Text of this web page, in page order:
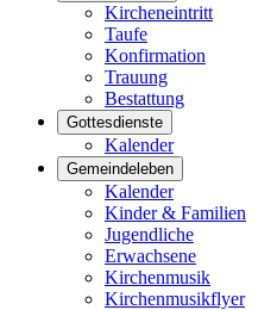
Kircheneintritt
Taufe
Konfirmation
Trauung
Bestattung
Gottesdienste
Kalender
Gemeindeleben
Kalender
Kinder & Familien
Jugendliche
Erwachsene
Kirchenmusik
Kirchenmusikflyer